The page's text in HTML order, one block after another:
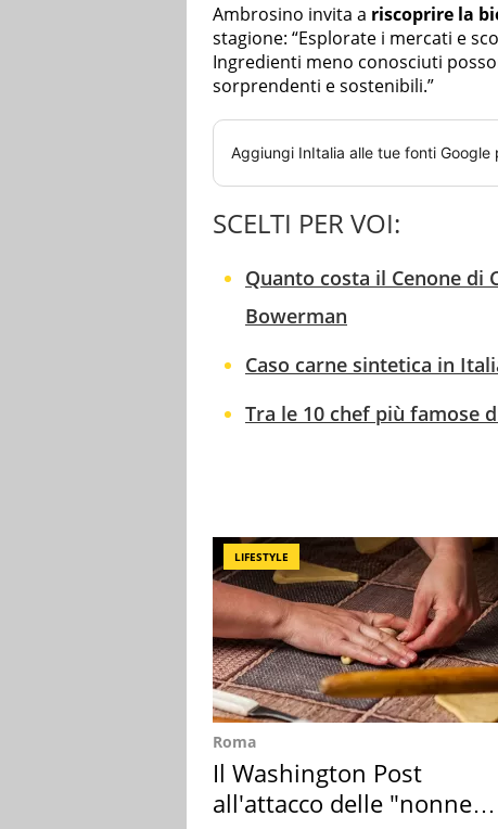
Ambrosino invita a riscoprire la
stagione: “Esplorate i mercati e
Ingredienti meno conosciuti
sorprendenti e sostenibili.”
Aggiungi InItalia alle tue fonti Google
SCELTI PER VOI:
Quanto costa il Cenone di
Bowerman
Caso carne sintetica in
Tra le 10 chef più famose
LIFESTYLE
Roma
Il Washington Post
all'attacco delle "nonne